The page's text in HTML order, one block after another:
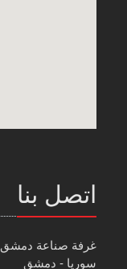
اتصل بنا
غرفة صناعة دمشق
سوريا - دمشق